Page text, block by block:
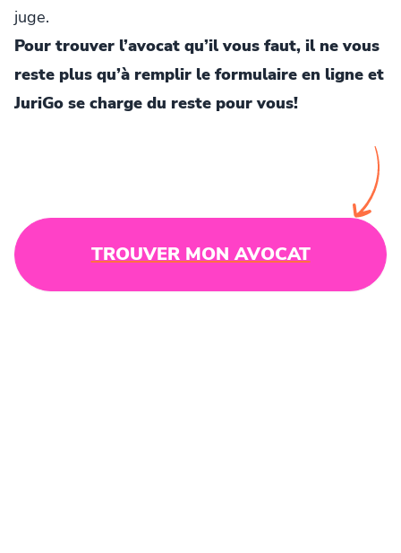
juge.
Pour trouver l’avocat qu’il vous faut, il ne vous
reste plus qu’à remplir le formulaire en ligne et
JuriGo se charge du reste pour vous!
TROUVER MON AVOCAT